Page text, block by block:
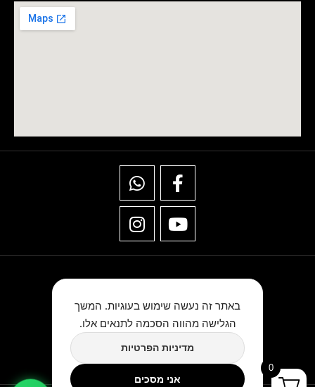
★★★★★
כתבו לנו ביקורת בגוגל
באתר זה נעשה שימוש בעוגיות. המשך
הגלישה מהווה הסכמה לתנאים אלו.
מדיניות הפרטיות
אני מסכים
0